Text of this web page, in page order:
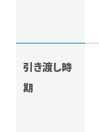
引き渡し時
期